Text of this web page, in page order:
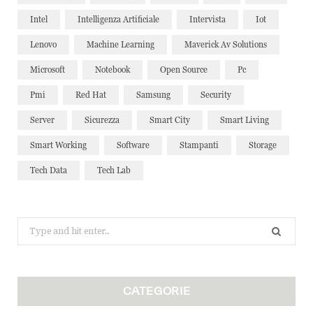
Intel Intelligenza Artificiale Intervista Iot
Lenovo Machine Learning Maverick Av Solutions
Microsoft Notebook Open Source Pc
Pmi Red Hat Samsung Security
Server Sicurezza Smart City Smart Living
Smart Working Software Stampanti Storage
Tech Data Tech Lab
Search
for:
CATEGORIE